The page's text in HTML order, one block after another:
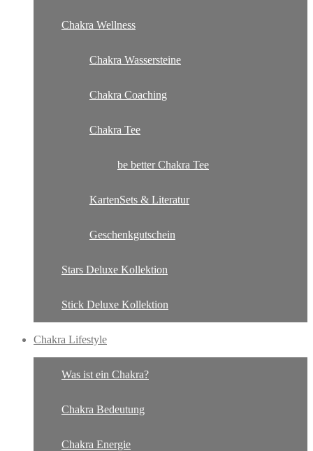
Chakra Wellness
Chakra Wassersteine
Chakra Coaching
Chakra Tee
be better Chakra Tee
KartenSets & Literatur
Geschenkgutschein
Stars Deluxe Kollektion
Stick Deluxe Kollektion
Chakra Lifestyle
Was ist ein Chakra?
Chakra Bedeutung
Chakra Energie